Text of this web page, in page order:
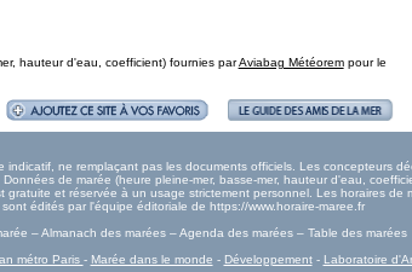
hauteur d'eau, coefficient) fournies parAviabag Météorempour le
ne remplaçant pas les documents officiels. Les concepteurs
de marée (heure pleine-mer, basse-mer, hauteur d'eau,
gratuite et réservée à un usage strictement personnel. Les horaires de
édités par l'équipe éditoriale de https://www.horaire-maree.fr
– Almanach des marées – Agenda des marées – Table des marées
métro Paris - Marée dans le monde - Développement- Laboratoire